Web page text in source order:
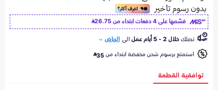
قسّمها على 4 دفعات ابتداء من
26.75
تصلكخلال 2 - 5 أيام عمل الى الرياض
استمتع برسوم شحن مخفضة ابتداء من35
توافقية القطعة